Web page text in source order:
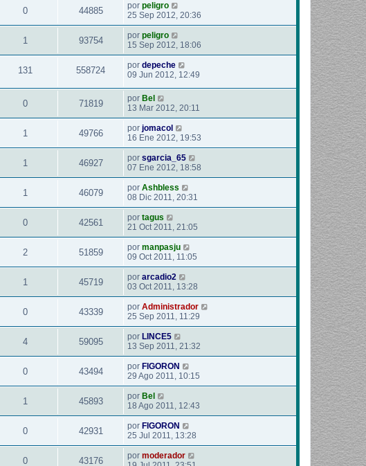
0 44885 por peligro
25 Sep 2012, 20:36
1 93754 por peligro
15 Sep 2012, 18:06
131 558724 por depeche
09 Jun 2012, 12:49
0 71819 por Bel
13 Mar 2012, 20:11
1 49766 por jomacol
16 Ene 2012, 19:53
1 46927 por sgarcia_65
07 Ene 2012, 18:58
1 46079 por Ashbless
08 Dic 2011, 20:31
0 42561 por tagus
21 Oct 2011, 21:05
2 51859 por manpasju
09 Oct 2011, 11:05
1 45719 por arcadio2
03 Oct 2011, 13:28
0 43339 por Administrador
25 Sep 2011, 11:29
4 59095 por LINCE5
13 Sep 2011, 21:32
0 43494 por FIGORON
29 Ago 2011, 10:15
1 45893 por Bel
18 Ago 2011, 12:43
0 42931 por FIGORON
25 Jul 2011, 13:28
0 43176 por moderador